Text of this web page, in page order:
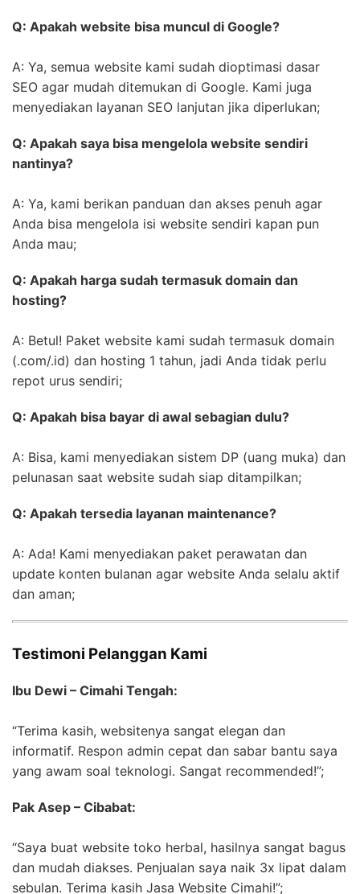
Q: Apakah website bisa muncul di Google?
A: Ya, semua website kami sudah dioptimasi dasar
SEO agar mudah ditemukan di Google. Kami juga
menyediakan layanan SEO lanjutan jika diperlukan;
Q: Apakah saya bisa mengelola website sendiri
nantinya?
A: Ya, kami berikan panduan dan akses penuh agar
Anda bisa mengelola isi website sendiri kapan pun
Anda mau;
Q: Apakah harga sudah termasuk domain dan
hosting?
A: Betul! Paket website kami sudah termasuk domain
(.com/.id) dan hosting 1 tahun, jadi Anda tidak perlu
repot urus sendiri;
Q: Apakah bisa bayar di awal sebagian dulu?
A: Bisa, kami menyediakan sistem DP (uang muka) dan
pelunasan saat website sudah siap ditampilkan;
Q: Apakah tersedia layanan maintenance?
A: Ada! Kami menyediakan paket perawatan dan
update konten bulanan agar website Anda selalu aktif
dan aman;
Testimoni Pelanggan Kami
Ibu Dewi – Cimahi Tengah:
“Terima kasih, websitenya sangat elegan dan
informatif. Respon admin cepat dan sabar bantu saya
yang awam soal teknologi. Sangat recommended!”;
Pak Asep – Cibabat:
“Saya buat website toko herbal, hasilnya sangat bagus
dan mudah diakses. Penjualan saya naik 3x lipat dalam
sebulan. Terima kasih Jasa Website Cimahi!”;